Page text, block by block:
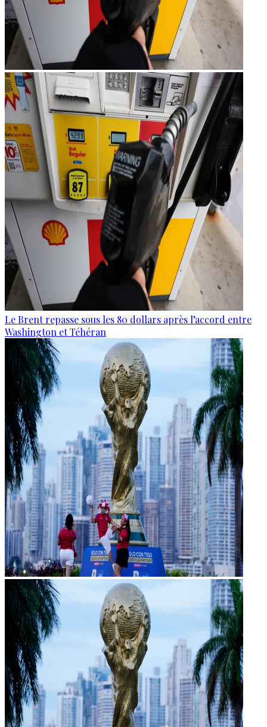
Le Brent repasse sous les 80 dollars après l’accord entre
Washington et Téhéran